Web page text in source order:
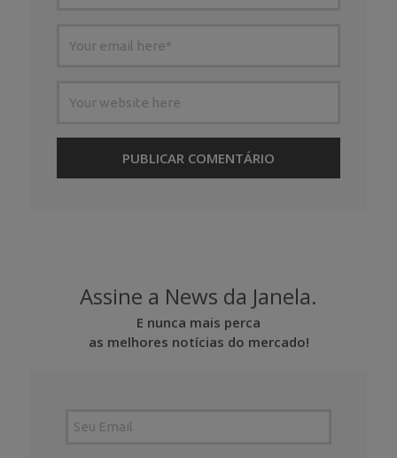
Assine a News da Janela.
E nunca mais perca
as melhores notícias do mercado!